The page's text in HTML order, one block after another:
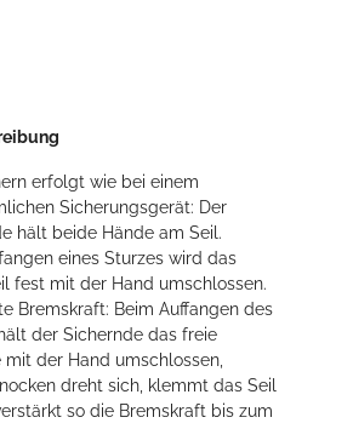
erfolgt wie bei einem
Sicherungsgerät: Der
hält beide Hände am Seil.
eines Sturzes wird das
fest mit der Hand umschlossen.
Bremskraft: Beim Auffangen des
der Sichernde das freie
mit der Hand umschlossen,
dreht sich, klemmt das Seil
so die Bremskraft bis zum